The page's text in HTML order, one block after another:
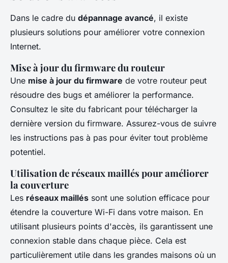
Dans le cadre du dépannage avancé, il existe
plusieurs solutions pour améliorer votre connexion
Internet.
Mise à jour du firmware du routeur
Une mise à jour du firmware de votre routeur peut
résoudre des bugs et améliorer la performance.
Consultez le site du fabricant pour télécharger la
dernière version du firmware. Assurez-vous de suivre
les instructions pas à pas pour éviter tout problème
potentiel.
Utilisation de réseaux maillés pour améliorer
la couverture
Les réseaux maillés sont une solution efficace pour
étendre la couverture Wi-Fi dans votre maison. En
utilisant plusieurs points d'accès, ils garantissent une
connexion stable dans chaque pièce. Cela est
particulièrement utile dans les grandes maisons où un